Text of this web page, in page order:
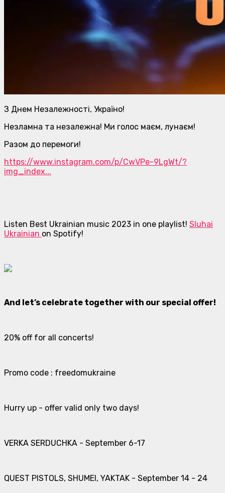
З Днем Незалежності, Україно!
Незламна та незалежна! Ми голос маєм, лунаєм!
Разом до перемоги!
https://www.instagram.com/p/CwVPe-9LgWt/?
img_index...
Listen Best Ukrainian music 2023 in one playlist! Sluhai
Ukrainian on Spotify!
And let’s celebrate together with our special offer!
20% off for all concerts!
Promo code : freedomukraine
Hurry up - offer valid only two days!
VERKA SERDUCHKA - September 6-17
QUEST PISTOLS, SHUMEI, YAKTAK - September 14 - 24